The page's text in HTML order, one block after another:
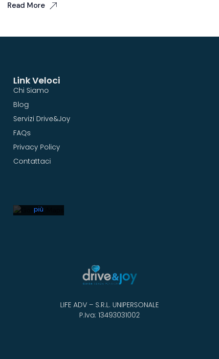
Read More
LIFE ADV – S.R.L. UNIPERSONALE
P.Iva: 13493031002
Link Veloci
Chi Siamo
Blog
Servizi Drive&Joy
FAQs
Privacy Policy
Contattaci
Caricando
l'utente
accetta
l'informativa
più